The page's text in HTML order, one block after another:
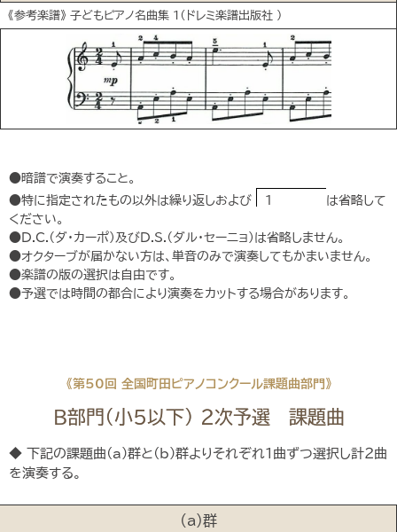
《参考楽譜》 子どもピアノ名曲集 1（ドレミ楽譜出版社 ）
●暗譜で演奏すること。
●特に指定されたもの以外は繰り返しおよび
1
は省略して
ください。
●D.C.（ダ・カーポ）及びD.S.（ダル・セーニョ）は省略しません。
●オクターブが届かない方は、単音のみで演奏してもかまいません。
●楽譜の版の選択は自由です。
●予選では時間の都合により演奏をカットする場合があります。
《第50回 全国町田ピアノコンクール課題曲部門》
B部門（小5以下） ２次予選 課題曲
◆ 下記の課題曲(a)群と(b)群よりそれぞれ１曲ずつ選択し計２曲
を演奏する。
(a)群